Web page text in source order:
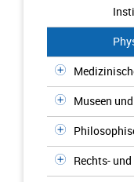
Museen
Rechts-